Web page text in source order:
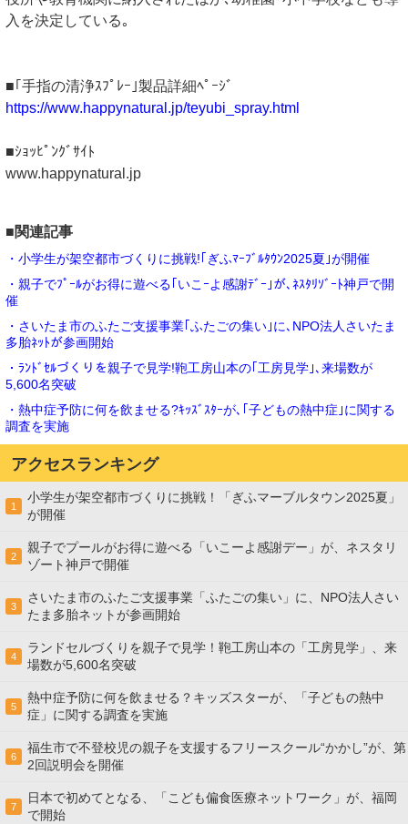
入を決定している｡
■｢手指の清浄ｽﾌﾟﾚｰ｣製品詳細ﾍﾟｰｼﾞ
https://www.happynatural.jp/teyubi_spray.html
■ｼｮｯﾋﾟﾝｸﾞｻｲﾄ
www.happynatural.jp
■関連記事
・小学生が架空都市づくりに挑戦!｢ぎふﾏｰﾌﾞﾙﾀｳﾝ2025夏｣が開催
・親子でﾌﾟｰﾙがお得に遊べる｢いこｰよ感謝ﾃﾞｰ｣が､ﾈｽﾀﾘｿﾞｰﾄ神戸で開
催
・さいたま市のふたご支援事業｢ふたごの集い｣に､NPO法人さいたま
多胎ﾈｯﾄが参画開始
・ﾗﾝﾄﾞｾﾙづくりを親子で見学!鞄工房山本の｢工房見学｣､来場数が
5,600名突破
・熱中症予防に何を飲ませる?ｷｯｽﾞｽﾀｰが､｢子どもの熱中症｣に関する
調査を実施
アクセスランキング
1
小学生が架空都市づくりに挑戦！「ぎふマーブルタウン2025夏」
が開催
2
親子でプールがお得に遊べる「いこーよ感謝デー」が、ネスタリ
ゾート神戸で開催
3
さいたま市のふたご支援事業「ふたごの集い」に、NPO法人さい
たま多胎ネットが参画開始
4
ランドセルづくりを親子で見学！鞄工房山本の「工房見学」、来
場数が5,600名突破
5
熱中症予防に何を飲ませる？キッズスターが、「子どもの熱中
症」に関する調査を実施
6
福生市で不登校児の親子を支援するフリースクール“かかし”が、第
2回説明会を開催
7
日本で初めてとなる、「こども偏食医療ネットワーク」が、福岡
で開始